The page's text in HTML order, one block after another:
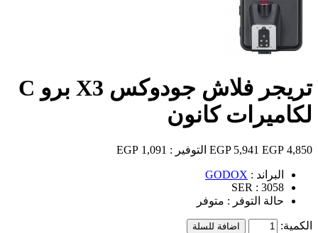
تريجر فلاش جودوكس X3 برو C
لكاميرات كانون
4,850 EGP
5,941 EGP التوفير : 1,091 EGP
البراند : GODOX
SER : 3058
حالة التوفر : متوفر
الكمية:
اضافة للسلة